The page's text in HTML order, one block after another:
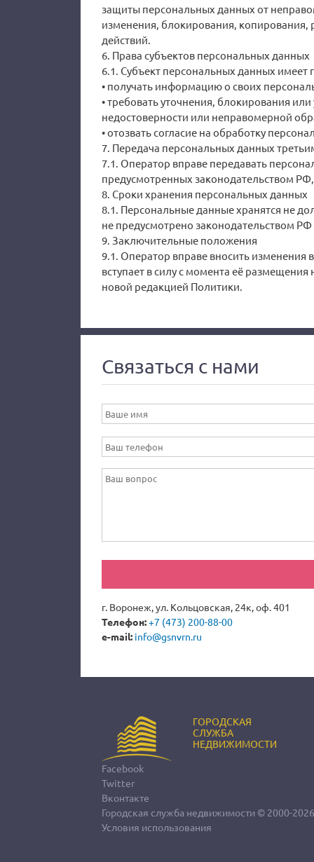
защиты персональных данных от
изменения, блокирования,
действий.
6. Права субъектов персональных данных
6.1. Субъект персональных данных имеет
• получать информацию о своих
• требовать уточнения, блокирования
недостоверности или неправомерной
• отозвать согласие на обработку
7. Передача персональных данных
7.1. Оператор вправе передавать
предусмотренных законодательством
8. Сроки хранения персональных данных
8.1. Персональные данные хранятся не
не предусмотрено законодательством
9. Заключительные положения
9.1. Оператор вправе вносить
вступает в силу с момента её
новой редакцией Политики.
Связаться с нами
г. Воронеж, ул. Кольцовская, 24к, оф. 401
Телефон:+7 (473) 200-88-00
e-mail: info@gsnvrn.ru
ГОРОДСКАЯ
СЛУЖБА
НЕДВИЖИМОСТИ
Facebook
Twitter
Вконтакте
Городская служба недвижимости © 2000-2026
Условия использования